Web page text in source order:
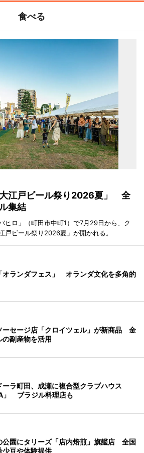
食べる
江戸ビール祭り2026夏」 全
集結
ヒロ」（町田市中町1）で7月29日から、ク
戸ビール祭り2026夏」が開かれる。
オランダフェス」 オランダ文化を多角的
ーセージ店「クロイツェル」が新商品 金
の副産物を活用
ーラ町田、成瀬に複合型クラブハウス
」 ブラジル料理店も
公園にタリーズ「店内焙煎」旗艦店 全国
少豆や体験提供